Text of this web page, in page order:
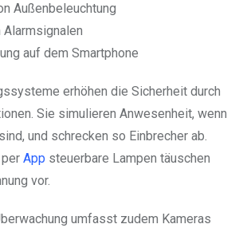
Außenbeleuchtung
auf dem Smartphone
erhöhen die Sicherheit durch
Sie simulieren Anwesenheit, wenn
sind, und schrecken so Einbrecher ab.
App steuerbare Lampen täuschen
vor.
umfasst zudem Kameras